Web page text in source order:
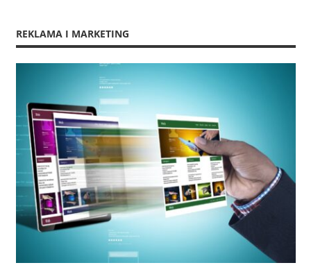
REKLAMA I MARKETING